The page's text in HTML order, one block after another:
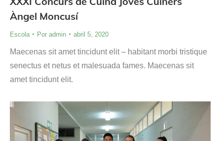
Àngel Moncusí
Escola Por admin abril 5, 2020
Maecenas sit amet tincidunt elit – habitant morbi tristique
senectus et netus et malesuada fames. Maecenas sit
amet tincidunt elit.